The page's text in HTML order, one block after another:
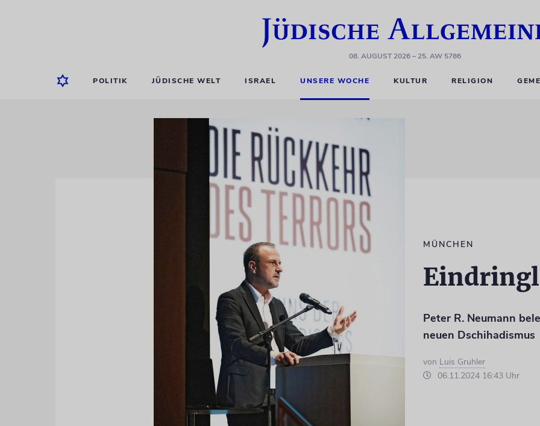
08. AUGUST 2026– 25. AW 5786
POLITIK JÜDISCHE WELT ISRAEL UNSERE WOCHE KULTUR RELIGION
MÜNCHEN
Peter R. Neumann
neuen Dschihadismus
von Luis Gruhler
06.11.2024 16:43 Uhr